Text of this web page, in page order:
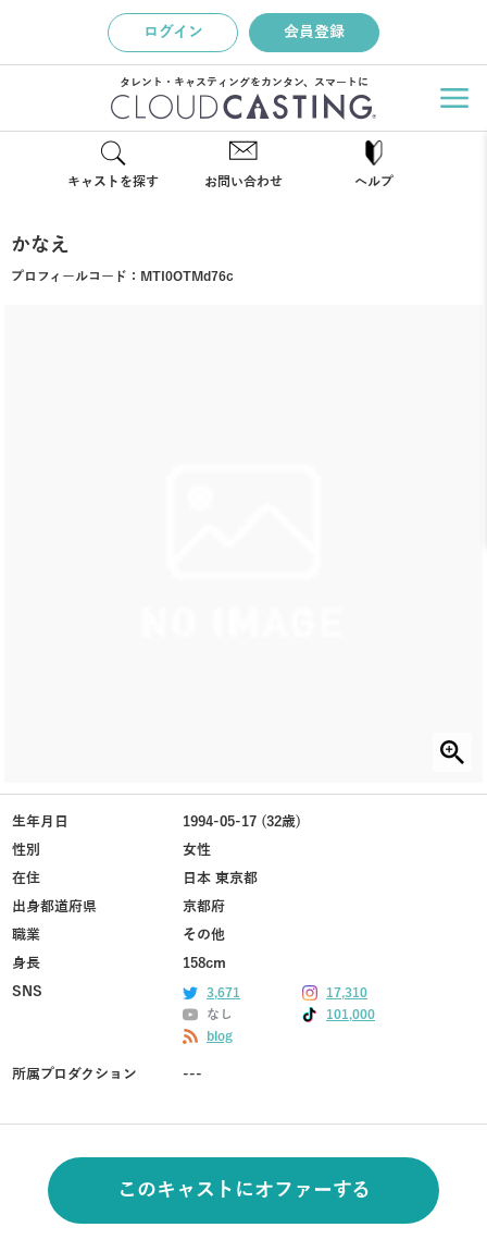
ログイン 会員登録
タレント・キャスティングをカンタン、スマートに
キャストを探す お問い合わせ ヘルプ
かなえ
プロフィールコード： MTI0OTMd76c
生年月日
1994-05-17 (32歳)
性別
女性
在住
日本 東京都
出身都道府県
京都府
職業
その他
身長
158cm
SNS
3,671
17,310
なし
101,000
blog
所属プロダクション ---
このキャストにオファーする